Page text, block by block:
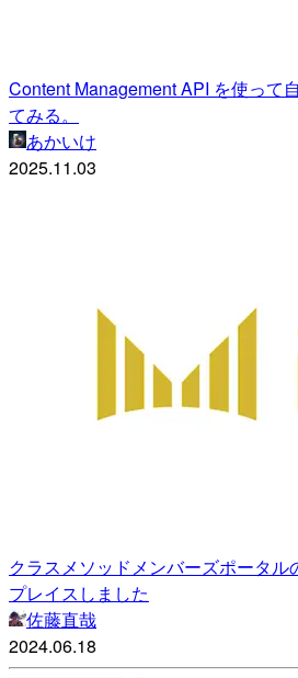
Content Management API を使って
てみる。
あかいけ
2025.11.03
クラスメソッドメンバーズポータル
プレイスしました
佐藤直哉
2024.06.18